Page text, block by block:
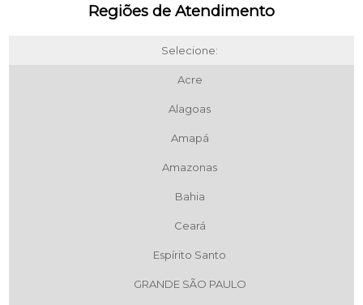
Regiões de Atendimento
Selecione:
Acre
Alagoas
Amapá
Amazonas
Bahia
Ceará
Espírito Santo
GRANDE SÃO PAULO